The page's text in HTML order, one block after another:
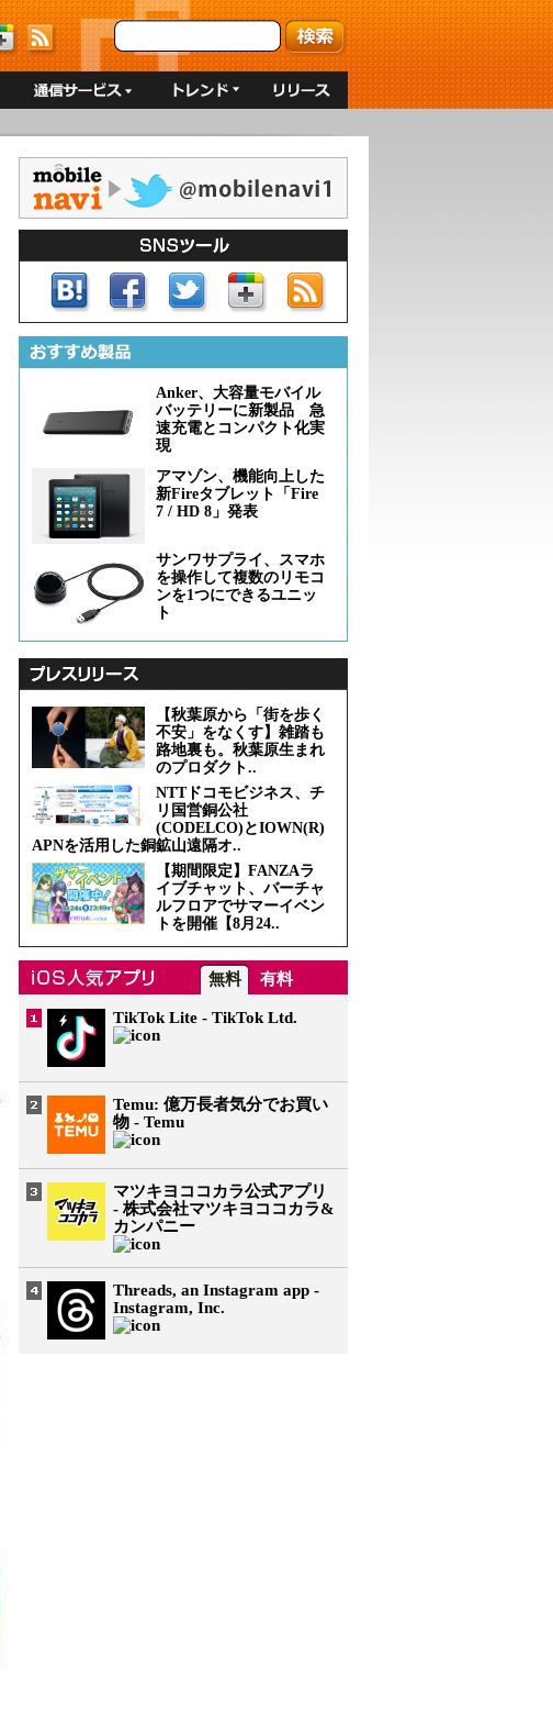
Anker、大容量モバイル
バッテリーに新製品 急
速充電とコンパクト化実
現
アマゾン、機能向上した
新Fireタブレット「Fire
7 / HD 8」発表
サンワサプライ、スマホ
を操作して複数のリモコ
ンを1つにできるユニッ
ト
【秋葉原から「街を歩く
不安」をなくす】雑踏も
路地裏も。秋葉原生まれ
のプロダクト..
NTTドコモビジネス、チ
リ国営銅公社
(CODELCO)とIOWN(R)
APNを活用した銅鉱山遠隔オ..
【期間限定】FANZAラ
イブチャット、バーチャ
ルフロアでサマーイベン
トを開催【8月24..
無料 有料
TikTok Lite - TikTok Ltd.
Temu: 億万長者気分でお買い
物 - Temu
マツキヨココカラ公式アプリ
- 株式会社マツキヨココカラ&
カンパニー
Threads, an Instagram app -
Instagram, Inc.